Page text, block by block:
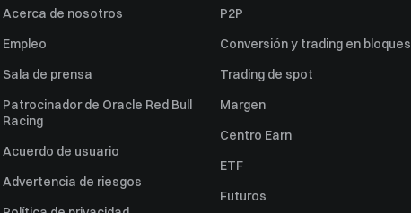
Acerca de nosotros
Empleo
Sala de prensa
Patrocinador de Oracle Red Bull
Racing
Acuerdo de usuario
Advertencia de riesgos
P2P
Conversión y trading en bloques
Trading de spot
Margen
Centro Earn
ETF
Futuros